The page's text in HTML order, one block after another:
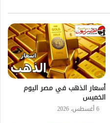
أسعار الذهب في مصر اليوم
الخميس
6 أغسطس، 2026